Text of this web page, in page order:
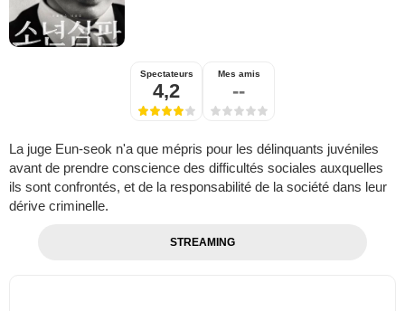
Spectateurs
4,2
Mes amis
--
La juge Eun-seok n'a que mépris pour les délinquants juvéniles
avant de prendre conscience des difficultés sociales auxquelles
ils sont confrontés, et de la responsabilité de la société dans leur
dérive criminelle.
STREAMING